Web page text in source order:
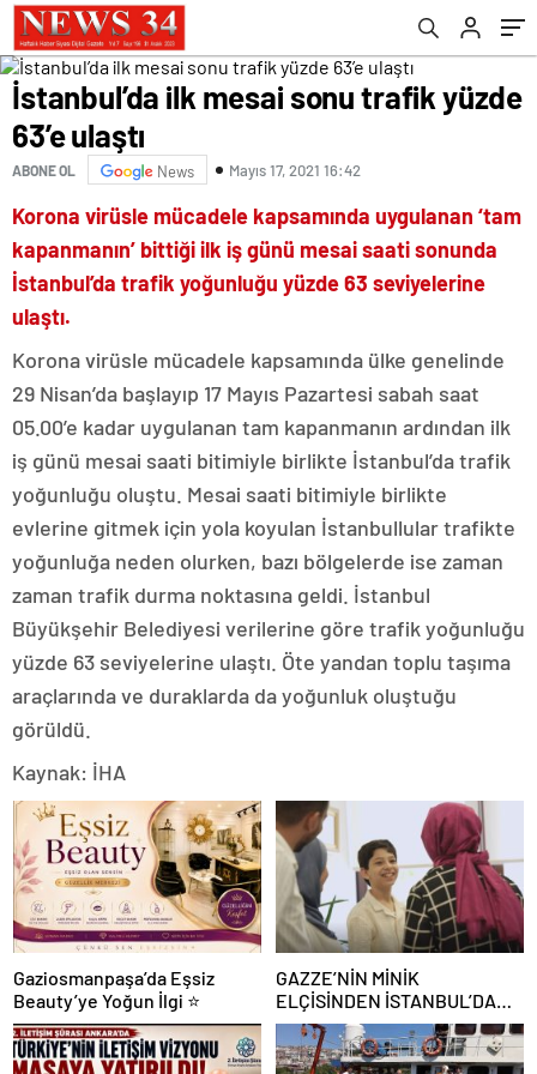
İstanbul’da ilk mesai sonu trafik yüzde
63’e ulaştı
ABONE OL News Mayıs 17, 2021 16:42
Korona virüsle mücadele kapsamında uygulanan ‘tam
kapanmanın’ bittiği ilk iş günü mesai saati sonunda
İstanbul’da trafik yoğunluğu yüzde 63 seviyelerine
ulaştı.
Korona virüsle mücadele kapsamında ülke genelinde
29 Nisan’da başlayıp 17 Mayıs Pazartesi sabah saat
05.00’e kadar uygulanan tam kapanmanın ardından ilk
iş günü mesai saati bitimiyle birlikte İstanbul’da trafik
yoğunluğu oluştu. Mesai saati bitimiyle birlikte
evlerine gitmek için yola koyulan İstanbullular trafikte
yoğunluğa neden olurken, bazı bölgelerde ise zaman
zaman trafik durma noktasına geldi. İstanbul
Büyükşehir Belediyesi verilerine göre trafik yoğunluğu
yüzde 63 seviyelerine ulaştı. Öte yandan toplu taşıma
araçlarında ve duraklarda da yoğunluk oluştuğu
görüldü.
Kaynak: İHA
Gaziosmanpaşa’da Eşsiz
Beauty’ye Yoğun İlgi ⭐
GAZZE’NİN MİNİK
ELÇİSİNDEN İSTANBUL’DA
DUYGUSAL MESAJ: “BURASI
BENİM İKİNCİ EVİM”